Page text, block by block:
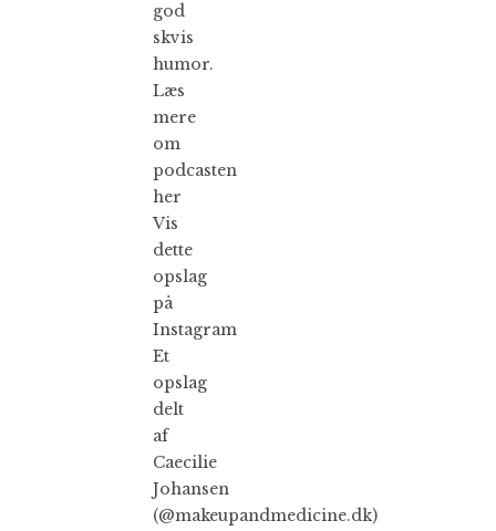
god
skvis
humor.
Læs
mere
om
podcasten
her
Vis
dette
opslag
på
Instagram
Et
opslag
delt
af
Caecilie
Johansen
(@makeupandmedicine.dk)